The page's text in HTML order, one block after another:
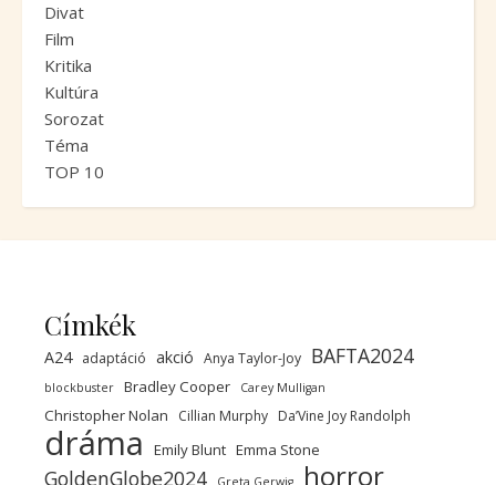
Divat
Film
Kritika
Kultúra
Sorozat
Téma
TOP 10
Címkék
A24 adaptáció akció Anya Taylor-Joy BAFTA2024
blockbuster Bradley Cooper Carey Mulligan
Christopher Nolan Cillian Murphy Da’Vine Joy Randolph
dráma Emily Blunt Emma Stone
GoldenGlobe2024 Greta Gerwig horror